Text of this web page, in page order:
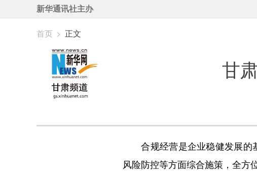
新华通讯社主办
首页 > 正文
甘
合规经营是企业稳健发展的基
风险防控等方面综合施策，全方